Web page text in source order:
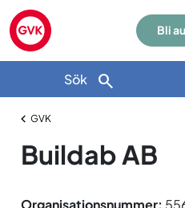
Bli
Sök
GVK
Buildab AB